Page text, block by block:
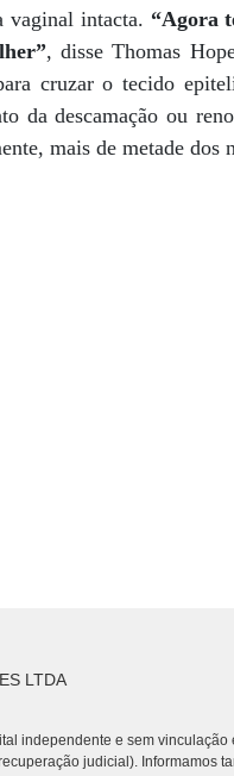
vaginal intacta. “Agora
, disse Thomas
cruzar o tecido
da descamação ou
mais de metade dos
LTDA
independente e sem
judicial). Informamos